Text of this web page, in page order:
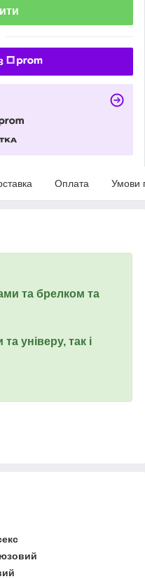
Оплата Умови
та брелком та
універу, так і